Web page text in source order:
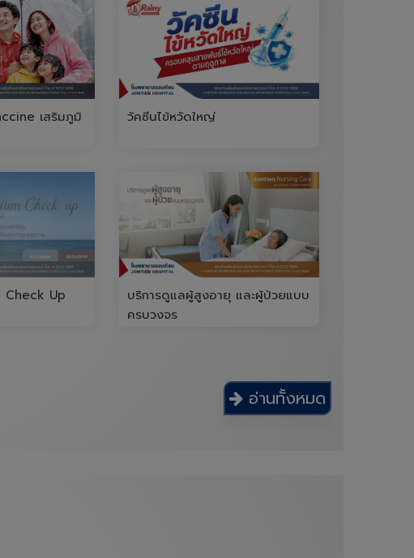
เสริมภูมิ
วัคซีนไข้หวัดใหญ่
Check Up
บริการดูแลผู้สูงอายุ และผู้ป่วยแบบ
ครบวงจร
อ่านทั้งหมด